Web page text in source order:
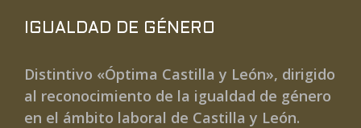
IGUALDAD DE GÉNERO
Distintivo «Óptima Castilla y León», dirigido
al reconocimiento de la igualdad de género
en el ámbito laboral de Castilla y León.